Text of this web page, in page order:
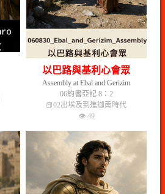
以巴路與基利心會眾
Assembly at Ebal and Gerizim
06約書亞記 8：2
📕02出埃及到進迦南時代
👁 49